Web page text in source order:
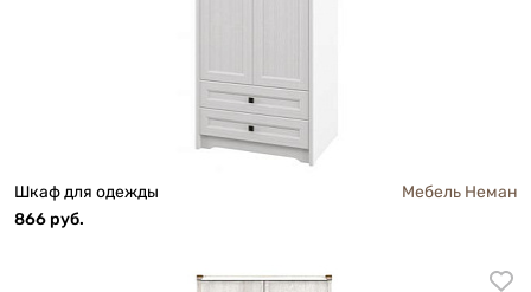
Шкаф для одежды
Мебель Неман
866 руб.